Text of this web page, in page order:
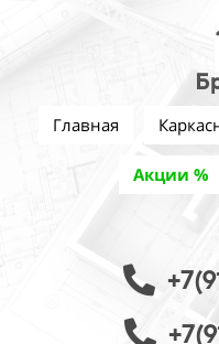
Главная
Акции %